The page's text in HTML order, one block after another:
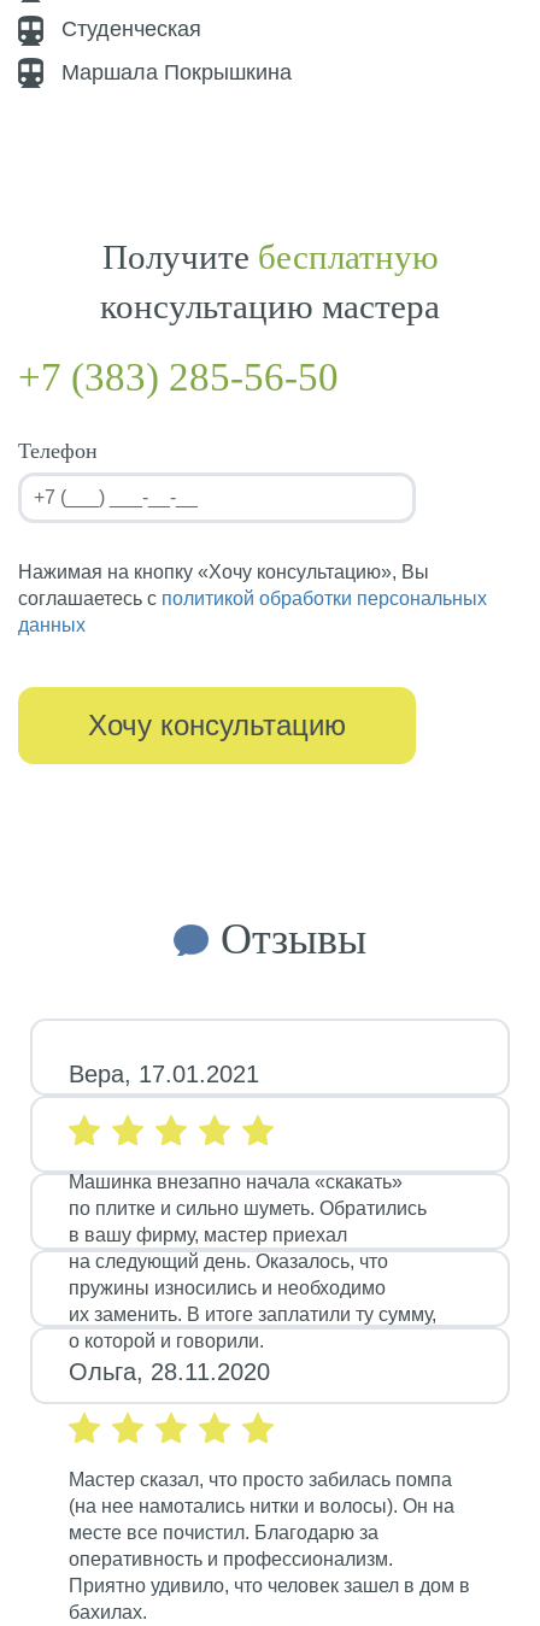
Студенческая
Маршала Покрышкина
Получите бесплатную
консультацию мастера
+7 (383) 285-56-50
Телефон
Нажимая на кнопку «Хочу консультацию», Вы
соглашаетесь с политикой обработки персональных
данных
Отзывы
Вера, 17.01.2021
Машинка внезапно начала «скакать»
по плитке и сильно шуметь. Обратились
в вашу фирму, мастер приехал
на следующий день. Оказалось, что
пружины износились и необходимо
их заменить. В итоге заплатили ту сумму,
о которой и говорили.
Ольга, 28.11.2020
Мастер сказал, что просто забилась помпа
(на нее намотались нитки и волосы). Он на
месте все почистил. Благодарю за
оперативность и профессионализм.
Приятно удивило, что человек зашел в дом в
бахилах.